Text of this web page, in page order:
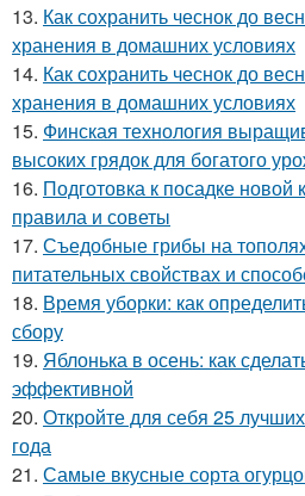
13. Как сохранить чеснок до
хранения в домашних условиях
14. Как сохранить чеснок до
хранения в домашних условиях
15. Финская технология
высоких грядок для богатого
16. Подготовка к посадке новой
правила и советы
17. Съедобные грибы на
питательных свойствах и
18. Время уборки: как
сбору
19. Яблонька в осень: как
эффективной
20. Откройте для себя 25
года
21. Самые вкусные сорта